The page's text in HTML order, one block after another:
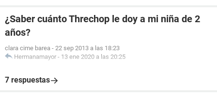
¿Saber cuánto Threchop le doy a mi niña de 2
años?
clara cime barea - 22 sep 2013 a las 18:23
Hermanamayor - 13 ene 2020 a las 20:25
7 respuestas